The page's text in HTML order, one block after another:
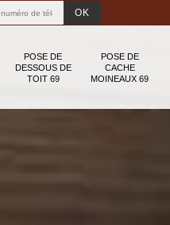
POSE DE
DESSOUS DE
TOIT 69
POSE DE
CACHE
MOINEAUX 69